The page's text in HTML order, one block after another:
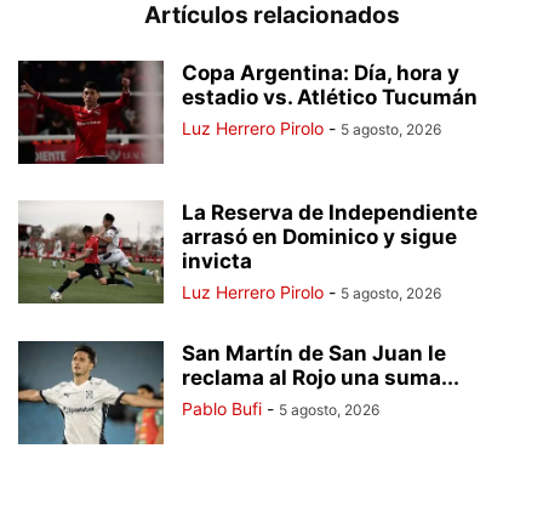
Artículos relacionados
Copa Argentina: Día, hora y
estadio vs. Atlético Tucumán
Luz Herrero Pirolo - 5 agosto, 2026
La Reserva de Independiente
arrasó en Dominico y sigue
invicta
Luz Herrero Pirolo - 5 agosto, 2026
San Martín de San Juan le
reclama al Rojo una suma...
Pablo Bufi - 5 agosto, 2026